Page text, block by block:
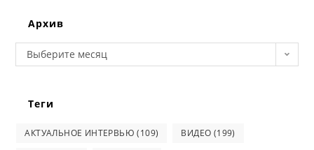
Архив
Архив
Выберите месяц
Теги
АКТУАЛЬНОЕ ИНТЕРВЬЮ (109) ВИДЕО (199)